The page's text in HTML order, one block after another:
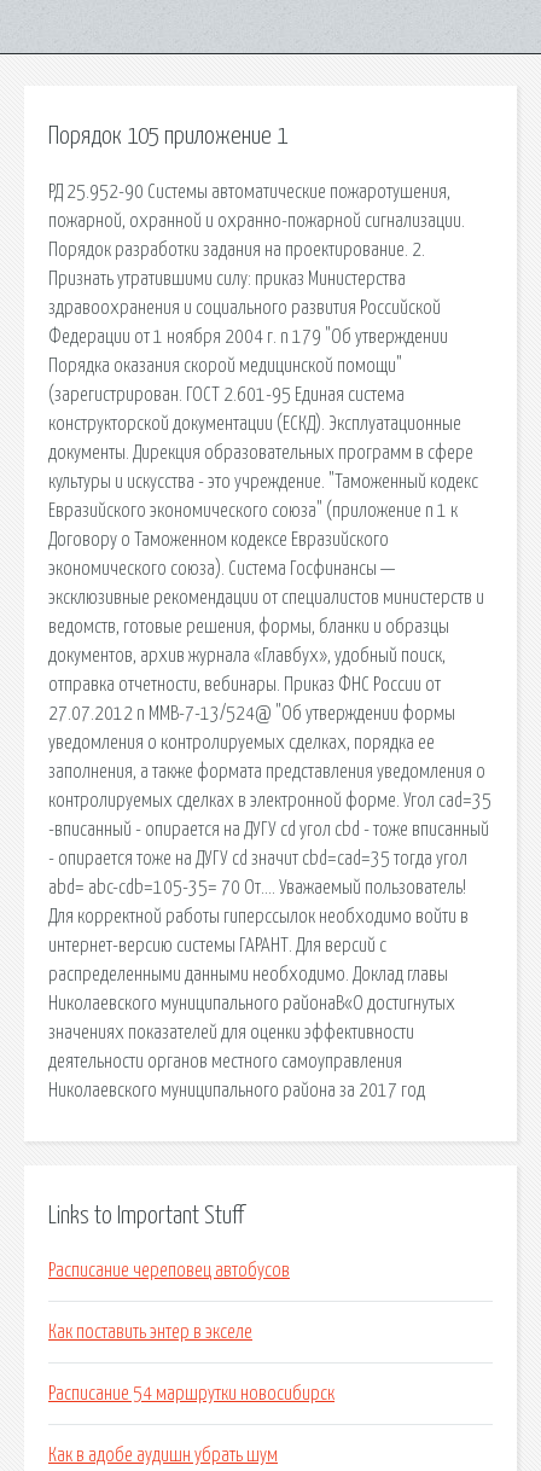
Порядок 105 приложение 1
РД 25.952-90 Системы автоматические пожаротушения,
пожарной, охранной и охранно-пожарной сигнализации.
Порядок разработки задания на проектирование. 2.
Признать утратившими силу: приказ Министерства
здравоохранения и социального развития Российской
Федерации от 1 ноября 2004 г. n 179 "Об утверждении
Порядка оказания скорой медицинской помощи"
(зарегистрирован. ГОСТ 2.601-95 Единая система
конструкторской документации (ЕСКД). Эксплуатационные
документы. Дирекция образовательных программ в сфере
культуры и искусства - это учреждение. "Таможенный кодекс
Евразийского экономического союза" (приложение n 1 к
Договору о Таможенном кодексе Евразийского
экономического союза). Система Госфинансы —
эксклюзивные рекомендации от специалистов министерств и
ведомств, готовые решения, формы, бланки и образцы
документов, архив журнала «Главбух», удобный поиск,
отправка отчетности, вебинары. Приказ ФНС России от
27.07.2012 n ММВ-7-13/524@ "Об утверждении формы
уведомления о контролируемых сделках, порядка ее
заполнения, а также формата представления уведомления о
контролируемых сделках в электронной форме. Угол cad=35
-вписанный - опирается на ДУГУ cd угол cbd - тоже вписанный
- опирается тоже на ДУГУ cd значит cbd=cad=35 тогда угол
abd= abc-cdb=105-35= 70 От…. Уважаемый пользователь!
Для корректной работы гиперссылок необходимо войти в
интернет-версию системы ГАРАНТ. Для версий с
распределенными данными необходимо. Доклад главы
Николаевского муниципального районаВ«О достигнутых
значениях показателей для оценки эффективности
деятельности органов местного самоуправления
Николаевского муниципального района за 2017 год
Links to Important Stuff
Расписание череповец автобусов
Как поставить энтер в экселе
Расписание 54 маршрутки новосибирск
Как в адобе аудишн убрать шум